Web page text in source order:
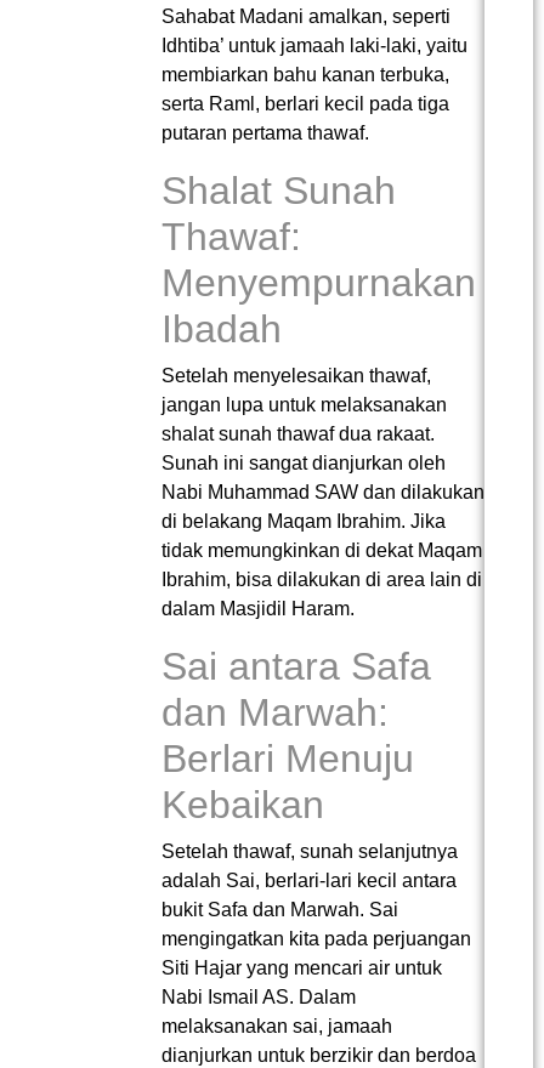
Sahabat Madani amalkan, seperti
Idhtiba’ untuk jamaah laki-laki, yaitu
membiarkan bahu kanan terbuka,
serta Raml, berlari kecil pada tiga
putaran pertama thawaf​.
Shalat Sunah
Thawaf:
Menyempurnakan
Ibadah
Setelah menyelesaikan thawaf,
jangan lupa untuk melaksanakan
shalat sunah thawaf dua rakaat.
Sunah ini sangat dianjurkan oleh
Nabi Muhammad SAW dan dilakukan
di belakang Maqam Ibrahim​. Jika
tidak memungkinkan di dekat Maqam
Ibrahim, bisa dilakukan di area lain di
dalam Masjidil Haram.
Sai antara Safa
dan Marwah:
Berlari Menuju
Kebaikan
Setelah thawaf, sunah selanjutnya
adalah Sai, berlari-lari kecil antara
bukit Safa dan Marwah. Sai
mengingatkan kita pada perjuangan
Siti Hajar yang mencari air untuk
Nabi Ismail AS. Dalam
melaksanakan sai, jamaah
dianjurkan untuk berzikir dan berdoa